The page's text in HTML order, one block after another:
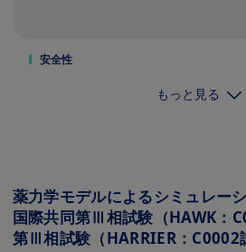
安全性
もっと見る
薬力学モデルによるシミュレー
国際共同第Ⅲ相試験（HAWK：
第Ⅲ相試験（HARRIER：C0002